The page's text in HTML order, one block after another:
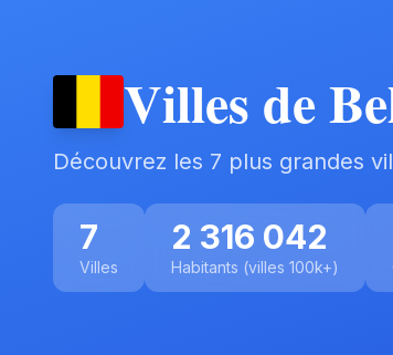
Villes de
Découvrez les 7 plus grandes
7
Villes
2 316 042
Habitants (villes 100k+)